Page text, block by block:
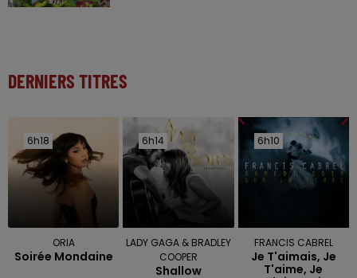
DERNIERS TITRES
6h18
6h18
ORIA
Soirée Mondaine
6h14
6h14
LADY GAGA & BRADLEY
COOPER
Shallow
6h10
6h10
FRANCIS CABREL
Je T'aimais, Je
T'aime, Je